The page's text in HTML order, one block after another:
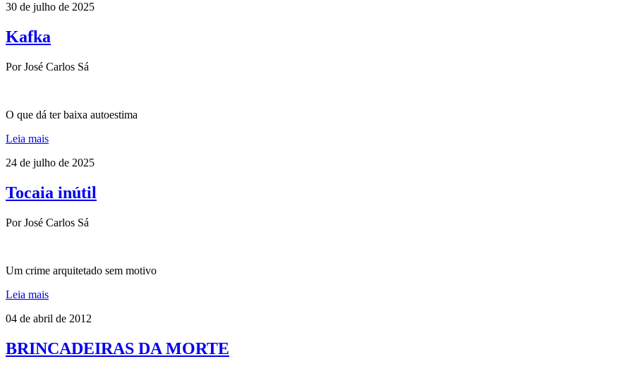
30 de julho de 2025
Kafka
Por José Carlos Sá
O que dá ter baixa autoestima
Leia mais
24 de julho de 2025
Tocaia inútil
Por José Carlos Sá
Um crime arquitetado sem motivo
Leia mais
04 de abril de 2012
BRINCADEIRAS DA MORTE